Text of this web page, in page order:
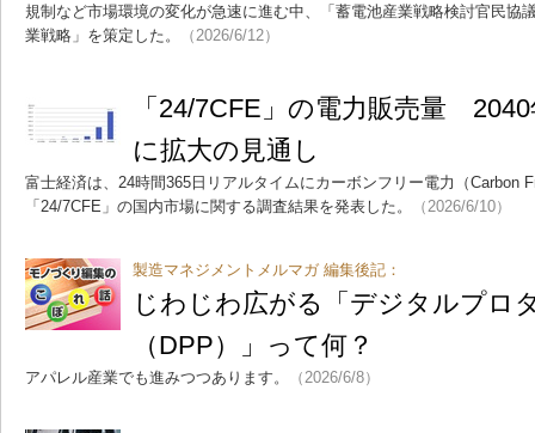
規制など市場環境の変化が急速に進む中、「蓄電池産業戦略検討官民協
業戦略」を策定した。
（2026/6/12）
「24/7CFE」の電力販売量
に拡大の見通し
富士経済は、24時間365日リアルタイムにカーボンフリー電力（Carbon
「24/7CFE」の国内市場に関する調査結果を発表した。
（2026/6/10）
製造マネジメントメルマガ 編集後記：
じわじわ広がる「デジタルプロ
（DPP）」って何？
アパレル産業でも進みつつあります。 （2026/6/8）